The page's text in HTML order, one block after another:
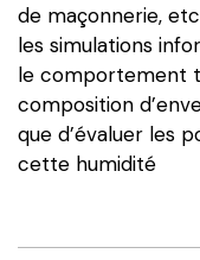
de maçonnerie,
les simulations
le comportement
composition
que d’évaluer les
cette humidité